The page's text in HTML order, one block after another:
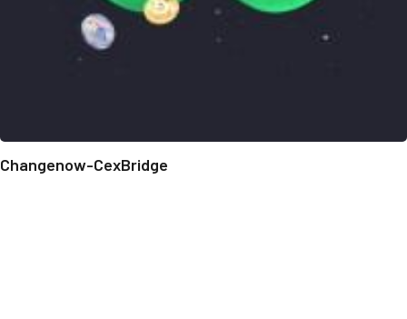
Changenow-CexBridge